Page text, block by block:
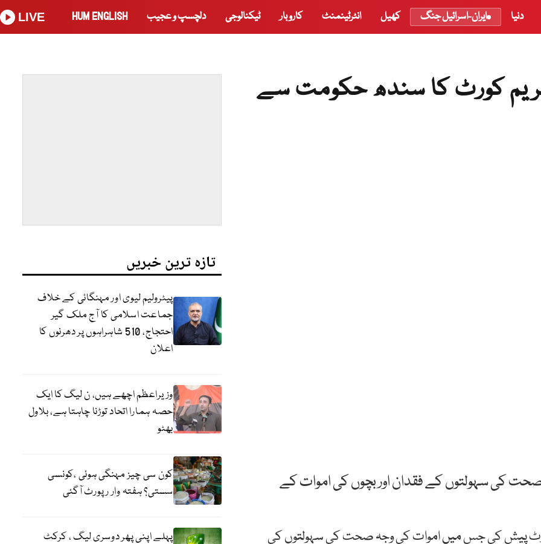
دنیا ایران-اسرائیل جنگ کھیل انٹرٹینمنٹ کاروبار ٹیکنالوجی دلچسپ و عجیب HUM ENGLISH
LIVE
کورٹ کا سندھ حکومت سے
کی سہولتوں کے فقدان اور بچوں کی اموات کے
پیش کی جس میں اموات کی وجہ صحت کی سہولتوں کی
تازہ ترین خبریں
پیٹرولیم لیوی اور مہنگائی کے خلاف
جماعت اسلامی کا آج ملک گیر
احتجاج، 510 شاہراہوں پر دھرنوں کا
اعلان
وزیراعظم اچھے ہیں، ن لیگ کا ایک
حصہ ہمارا اتحاد توڑنا چاہتا ہے، بلاول
بھٹو
کون سی چیز مہنگی ہوئی ،کونسی
سستی؟ ہفتہ وار رپورٹ آگئی
پہلے اپنی پھر دوسری لیگ ، کرکٹ